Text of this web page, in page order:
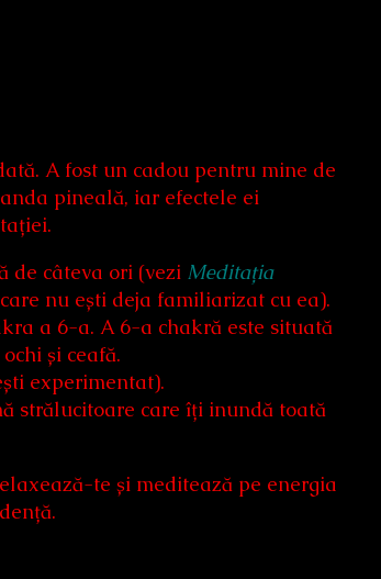
A fost un cadou pentru mine de
pineală, iar efectele ei
de câteva ori (vezi Meditația
nu ești deja familiarizat cu ea).
a 6-a. A 6-a chakră este situată
și ceafă.
experimentat).
strălucitoare care îți inundă toată
te și meditează pe energia